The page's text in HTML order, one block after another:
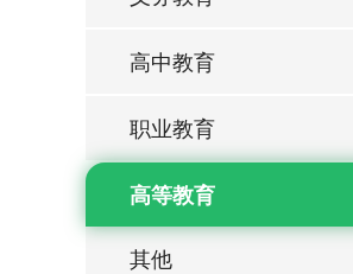
高中教育
职业教育
高等教育
其他